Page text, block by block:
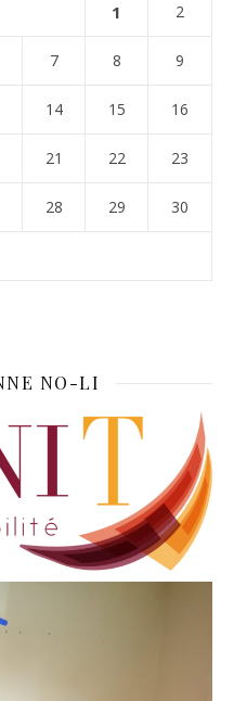
1 2
7 8 9
14 15 16
21 22 23
28 29 30
NO-LI